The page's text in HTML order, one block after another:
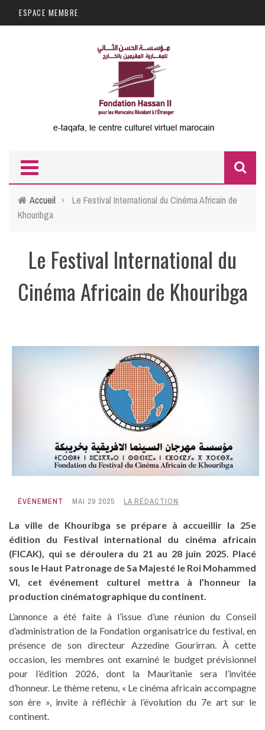
Aller au contenu principal
ESPACE MEMBRE
Accueil ›
Le Festival International du Cinéma Africain de
Khouribga
Le Festival International du
Cinéma Africain de Khouribga
ÉVÈNEMENT MAI 29 2025 LA RÉDACTION
La ville de Khouribga se prépare à accueillir la 25e
édition du Festival international du cinéma africain
(FICAK), qui se déroulera du 21 au 28 juin 2025. Placé
sous le Haut Patronage de Sa Majesté le Roi Mohammed
VI, cet événement culturel mettra à l’honneur la
production cinématographique du continent.
L’annonce a été faite à l’issue d’une réunion du Conseil
d’administration de la Fondation organisatrice du festival, en
présence de son directeur Azzedine Gourirran. À cette
occasion, les membres ont examiné le budget prévisionnel
pour l’édition 2026, dont la Mauritanie sera l’invitée
d’honneur. Le thème retenu, « Le cinéma africain accompagne
son ère », invite à réfléchir à l’évolution du 7e art sur le
continent.